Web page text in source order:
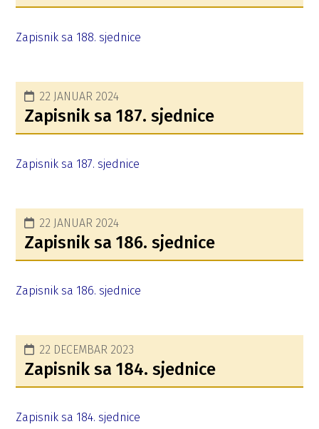
Zapisnik sa 188. sjednice
22 JANUAR 2024
Zapisnik sa 187. sjednice
Zapisnik sa 187. sjednice
22 JANUAR 2024
Zapisnik sa 186. sjednice
Zapisnik sa 186. sjednice
22 DECEMBAR 2023
Zapisnik sa 184. sjednice
Zapisnik sa 184. sjednice